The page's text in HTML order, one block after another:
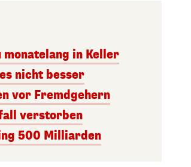
in Keller
nicht besser
vor Fremdgehern
verstorben
500 Milliarden